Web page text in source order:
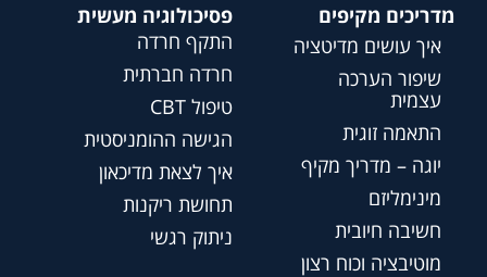
מדריכים מקיפים
איך עושים מדיטציה
שיפור הערכה
עצמית
התאמה זוגית
יוגה – מדריך מקיף
מינימליזם
חשיבה חיובית
מוטיבציה וכוח רצון
פסיכולוגיה מעשית
התקף חרדה
חרדה חברתית
טיפול CBT
הגישה ההומניסטית
איך לצאת מדיכאון
תחושת ריקנות
ניתוק רגשי